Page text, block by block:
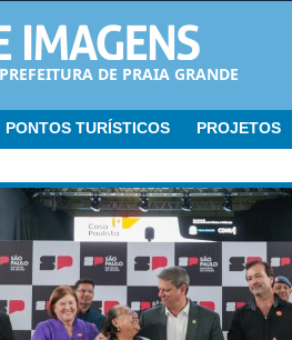
DE PRAIA GRANDE
PONTOS TURÍSTICOS PROJETOS